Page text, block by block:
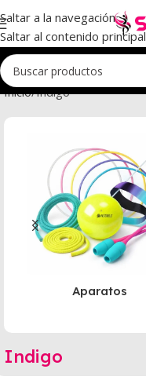
Saltar a la navegación
Saltar al contenido principal
Inicio Indigo
Aparatos
Indigo